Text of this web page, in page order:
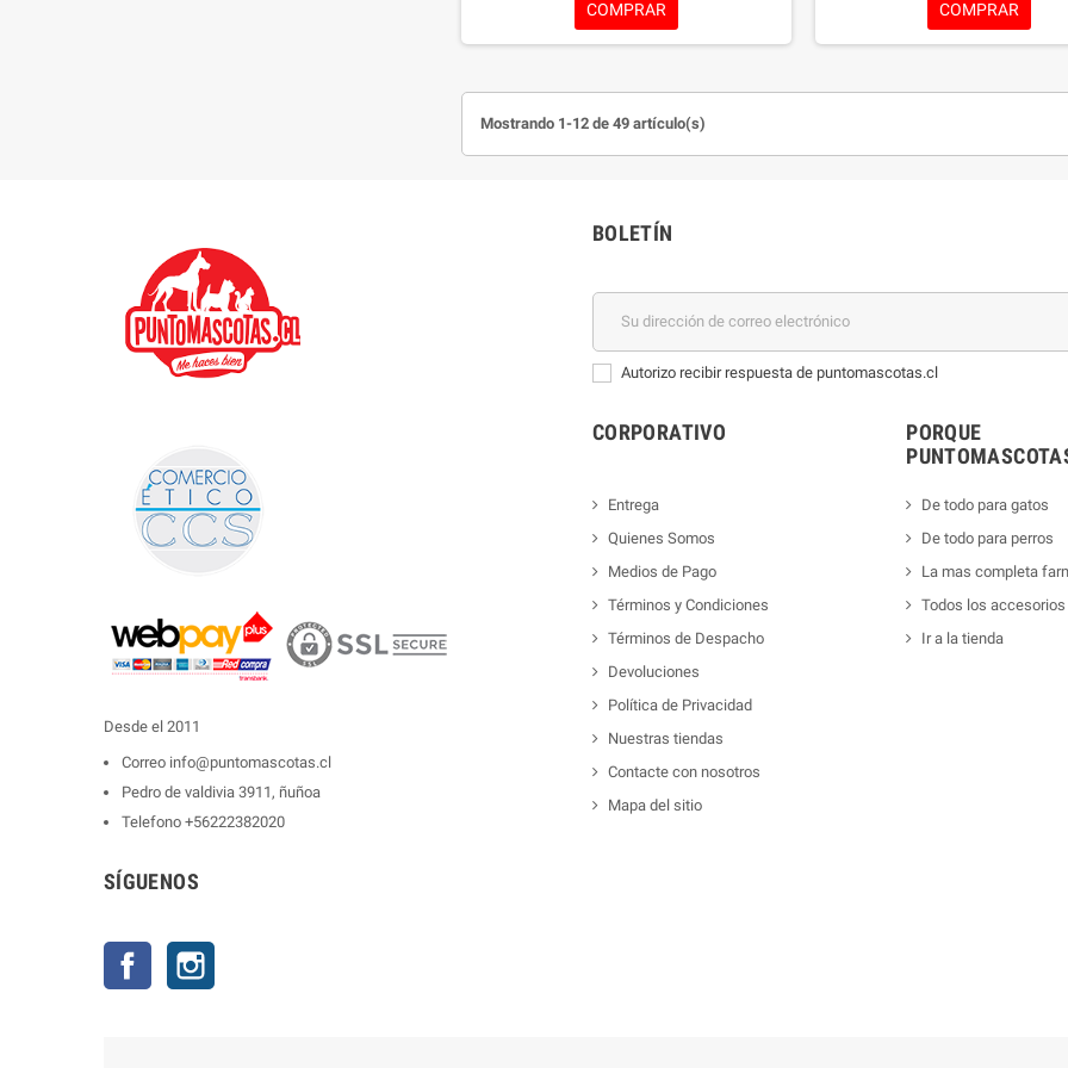
COMPRAR
alimentarias o alergias. El
valiosa alternativa a los cereales y
Además aporta importantes
COMPRAR
Mostrando 1-12 de 49 artículo(s)
Desde el 2011
Correo info@puntomascotas.cl
Pedro de valdivia 3911, ñuñoa
Telefono +56222382020
SÍGUENOS
Facebook
BOLETÍN
Autorizo recibir respuesta de puntomascotas.cl
CORPORATIVO
Entrega
Quienes Somos
Medios de Pago
Términos y Condiciones
Términos de Despacho
Devoluciones
Política de Privacidad
Nuestras tiendas
Contacte con nosotros
Mapa del sitio
PORQUE
De todo para gatos
De todo para perros
La mas completa
Todos los accesorios
Ir a la tienda